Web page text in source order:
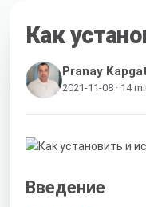
Как
Pranay
2021-11-08 · 14
Введение